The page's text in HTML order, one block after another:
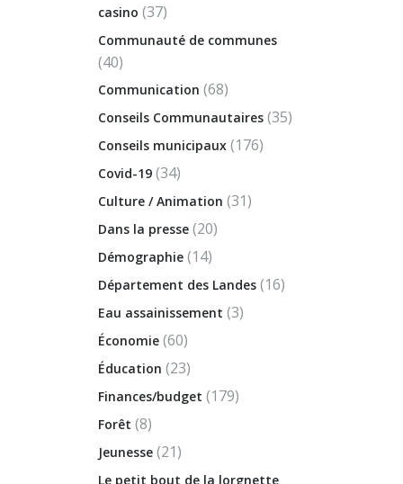
casino (37)
Communauté de communes
(40)
Communication (68)
Conseils Communautaires (35)
Conseils municipaux (176)
Covid-19 (34)
Culture / Animation (31)
Dans la presse (20)
Démographie (14)
Département des Landes (16)
Eau assainissement (3)
Économie (60)
Éducation (23)
Finances/budget (179)
Forêt (8)
Jeunesse (21)
Le petit bout de la lorgnette